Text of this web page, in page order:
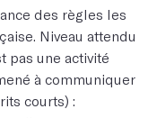
des règles les
Niveau attendu
pas une activité
à communiquer
courts) :